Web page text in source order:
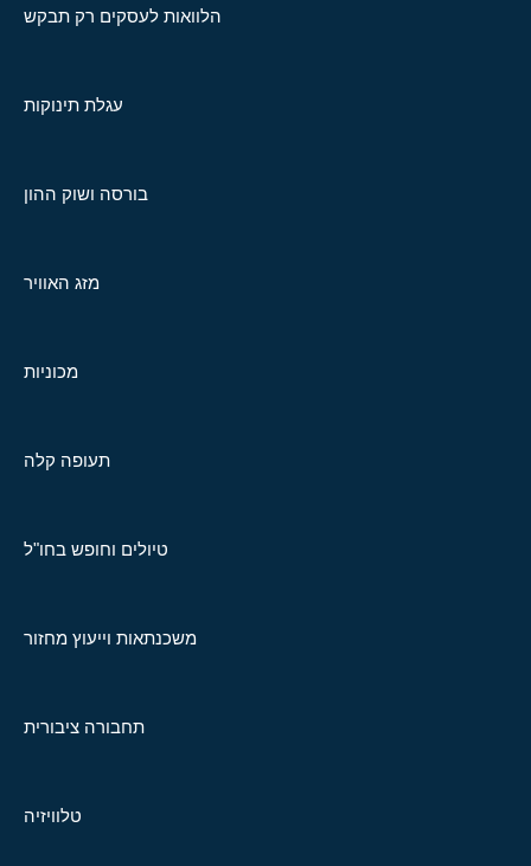
הלוואות לעסקים רק תבקש
עגלת תינוקות
בורסה ושוק ההון
מזג האוויר
מכוניות
תעופה קלה
טיולים וחופש בחו"ל
משכנתאות וייעוץ מחזור
תחבורה ציבורית
טלוויזיה